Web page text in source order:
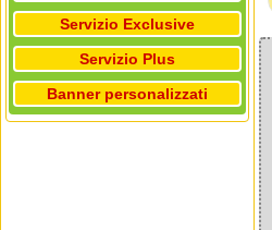
Servizio Exclusive
Servizio Plus
Banner personalizzati